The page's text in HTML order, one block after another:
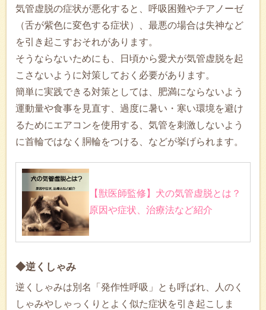
気管虚脱の症状が悪化すると、呼吸困難やチアノーゼ
（舌が紫色に変色する症状）、最悪の場合は失神など
を引き起こすおそれがあります。
そうならないためにも、日頃から愛犬が気管虚脱を起
こさないように対策しておく必要があります。
簡単に実践できる対策としては、肥満にならないよう
運動量や食事を見直す、過度に暑い・寒い環境を避け
るためにエアコンを使用する、気管を刺激しないよう
に首輪ではなく胴輪をつける、などが挙げられます。
【獣医師監修】犬の気管虚脱とは？
原因や症状、治療法など紹介
◆逆くしゃみ
逆くしゃみは別名「発作性呼吸」とも呼ばれ、人のく
しゃみやしゃっくりとよく似た症状を引き起こしま